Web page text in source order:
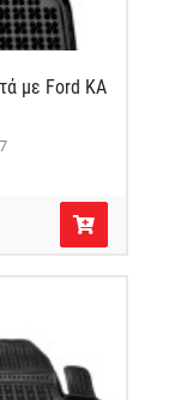
με Ford KA